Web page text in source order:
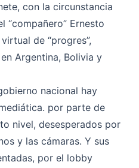
con la circunstancia
“compañero” Ernesto
de “progres”,
Argentina, Bolivia y
nacional hay
por parte de
nivel, desesperados por
y las cámaras. Y sus
por el lobby